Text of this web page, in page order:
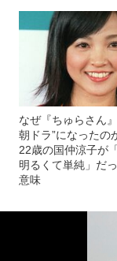
なぜ『ちゅらさん
朝ドラ”になった
22歳の国仲涼子が
明るくて単純」だ
意味